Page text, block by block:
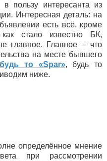
в пользу интересанта из
Интересная деталь: на
есть всё, кроме
стало известно БК,
главное. Главное – что
на месте бывшего
будь то «Spar», будь то
ниже.
определённое мнение
при рассмотрении